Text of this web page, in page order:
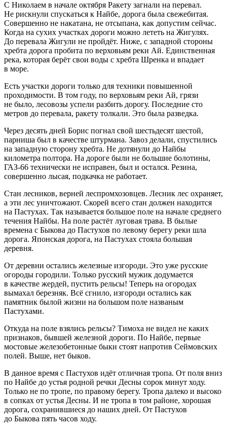
С Николаем в начале октября Ракету загнали на перевал.
Не рискнули спускаться к Найбе, дорога была свежебитая.
Совершенно не накатана, не отсыпана, как допустим сейчас.
Когда на сухих участках дороги можно лететь на Жигулях.
До перевала Жигули не пройдёт. Ниже, с западной стороны
хребта дорога пробита по верховьям реки Ай. Единственная
река, которая берёт свои воды с хребта Шренка и впадает
в море.
Есть участки дороги только для техники повышенной
проходимости. В том году, по верховьям реки Ай, грязи
не было, лесовозы успели разбить дорогу. Последние сто
метров до перевала, ракету толкали. Это была разведка.
Через десять дней Борис погнал свой шестьдесят шестой,
парниша был в качестве штурмана. Завоз делали, спустились
на западную сторону хребта. Не дотянули до Найбы
километра полтора. На дороге были не большие болотины,
ГАЗ-66 технически не исправен, был и остался. Резина,
совершенно лысая, подкачка не работает.
Стан лесников, верней леспромхозовцев. Лесник лес охраняет,
а эти лес уничтожают. Скорей всего стан должен находится
на Пастухах. Так называется большое поле на начале среднего
течения Найбы. На поле растёт луговая трава. В былые
времена с Быкова до Пастухов по левому берегу реки шла
дорога. Японская дорога, на Пастухах стояла большая
деревня.
От деревни остались железные изгороди. Это уже русские
огороды городили. Только русский мужик додумается
в качестве жердей, пустить рельсы! Теперь на огородах
вымахал березняк. Всё сгнило, изгороди остались как
памятник былой жизни на большом поле названым
Пастухами.
Откуда на поле взялись рельсы? Тимоха не видел не каких
признаков, бывшей железной дороги. По Найбе, первые
мостовые железобетонные быки стоят напротив Сеймовских
полей. Выше, нет быков.
В данное время с Пастухов идёт отличная тропа. От поля вниз
по Найбе до устья родной речки Десны сорок минут ходу.
Только не по тропе, по правому берегу. Тропа далеко и высоко
в сопках от устья Десны. И не тропа в том районе, хорошая
дорога, сохранившиеся до наших дней. От Пастухов
до Быкова пять часов ходу.